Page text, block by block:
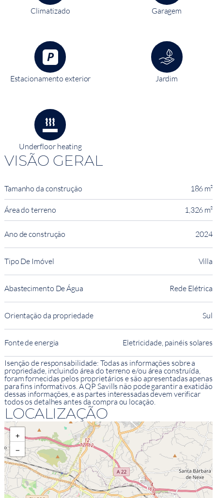
Climatizado Garagem
Estacionamento exterior Jardim
Underfloor heating
VISÃO GERAL
Tamanho da construção 186 m²
Área do terreno 1,326 m²
Ano de construção 2024
Tipo De Imóvel Villa
Abastecimento De Água Rede Elétrica
Orientação da propriedade Sul
Fonte de energia Eletricidade, painéis solares
Isenção de responsabilidade: Todas as informações sobre a
propriedade, incluindo área do terreno e/ou área construída,
foram fornecidas pelos proprietários e são apresentadas apenas
para fins informativos. A QP Savills não pode garantir a exatidão
dessas informações, e as partes interessadas devem verificar
todos os detalhes antes da compra ou locação.
LOCALIZAÇÃO
+
−